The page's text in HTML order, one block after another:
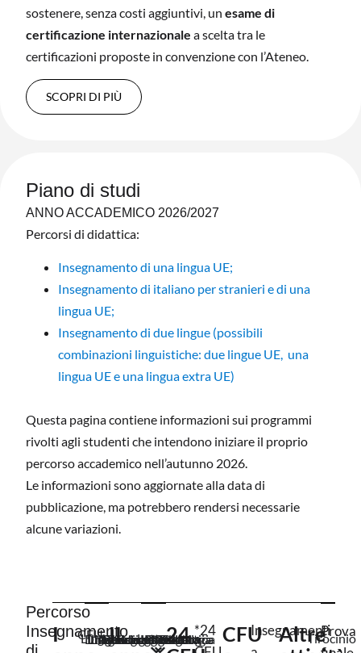
sostenere, senza costi aggiuntivi, un esame di
certificazione internazionale a scelta tra le
certificazioni proposte in convenzione con l’Ateneo.
SCOPRI DI PIÙ
Piano di studi
ANNO ACCADEMICO 2026/2027
Percorsi di didattica:
Insegnamento di una lingua UE;
Insegnamento di italiano per stranieri e di una
lingua UE;
Insegnamento di due lingue (possibili
combinazioni linguistiche: due lingue UE, una
lingua UE e una lingua extra UE)
Questa pagina contiene informazioni sui programmi
rivolti agli studenti che intendono iniziare il proprio
percorso accademico nell’autunno 2026.
Le informazioni sono aggiornate alla data di
pubblicazione, ma potrebbero rendersi necessarie
alcune variazioni.
Percorso
Insegnamento
I
CFU
Lingua e
Didattica
Linguistica
Linguistica
Metodologie
Psicologia
Pedagogia
Teoria del
II
Letteratura
Lingua e
Filologia
Didattica
Modelli
Psicologia
Psicologia
Didattica
24 *24 CFUInsegnamenti
AltreTirocinio
Prova